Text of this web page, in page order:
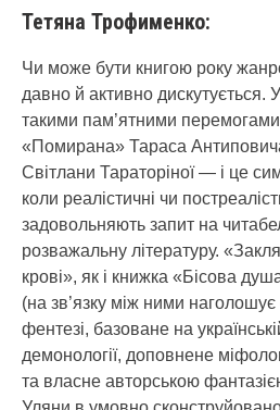
Тетяна Трофименко:
Чи може бути книгою року
давно й активно дискутується.
такими пам’ятними
«Помирана» Тараса
Світлани Тараторіної — і це
коли реалістичні чи
задовольняють запит на
розважальну літературу.
крові», як і книжка «Бісова
(на зв’язку між ними
фентезі, базоване на
демонології, доповнене
та власне авторською